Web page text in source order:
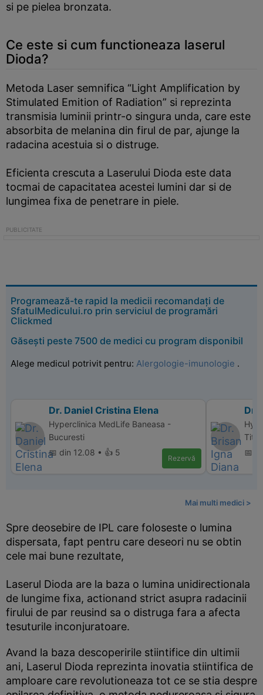
si pe pielea bronzata.
Ce este si cum functioneaza laserul
Dioda?
Metoda Laser semnifica “Light Amplification by
Stimulated Emition of Radiation” si reprezinta
transmisia luminii printr-o singura unda, care este
absorbita de melanina din firul de par, ajunge la
radacina acestuia si o distruge.
Eficienta crescuta a Laserului Dioda este data
tocmai de capacitatea acestei lumini dar si de
lungimea fixa de penetrare in piele.
Programează-te rapid la medicii recomandați de
SfatulMedicului.ro prin serviciul de programări
Clickmed
Găsești peste 7500 de medici cu program disponibil
Alege medicul potrivit pentru: Alergologie-imunologie .
Dr. Daniel Cristina Elena
Hyperclinica MedLife Baneasa -
Bucuresti
📅 din 12.08 • 👍 5
Rezervă
Dr.
📅
Mai multi medici >
Spre deosebire de IPL care foloseste o lumina
dispersata, fapt pentru care deseori nu se obtin
cele mai bune rezultate,
Laserul Dioda are la baza o lumina unidirectionala
de lungime fixa, actionand strict asupra radacinii
firului de par reusind sa o distruga fara a afecta
tesuturile inconjuratoare.
Avand la baza descoperirile stiintifice din ultimii
ani, Laserul Dioda reprezinta inovatia stiintifica de
amploare care revolutioneaza tot ce se stia despre